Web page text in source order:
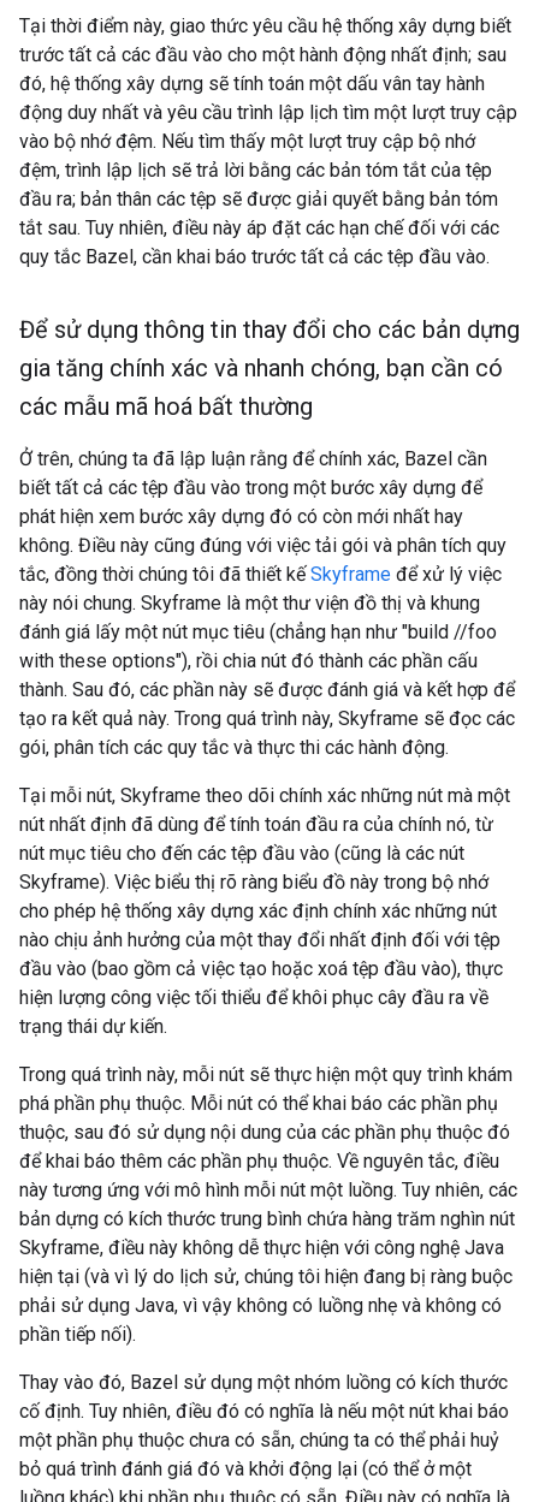
Tại thời điểm này, giao thức yêu cầu hệ thống xây dựng biết
trước tất cả các đầu vào cho một hành động nhất định; sau
đó, hệ thống xây dựng sẽ tính toán một dấu vân tay hành
động duy nhất và yêu cầu trình lập lịch tìm một lượt truy cập
vào bộ nhớ đệm. Nếu tìm thấy một lượt truy cập bộ nhớ
đệm, trình lập lịch sẽ trả lời bằng các bản tóm tắt của tệp
đầu ra; bản thân các tệp sẽ được giải quyết bằng bản tóm
tắt sau. Tuy nhiên, điều này áp đặt các hạn chế đối với các
quy tắc Bazel, cần khai báo trước tất cả các tệp đầu vào.
Để sử dụng thông tin thay đổi cho các bản dựng
gia tăng chính xác và nhanh chóng, bạn cần có
các mẫu mã hoá bất thường
Ở trên, chúng ta đã lập luận rằng để chính xác, Bazel cần
biết tất cả các tệp đầu vào trong một bước xây dựng để
phát hiện xem bước xây dựng đó có còn mới nhất hay
không. Điều này cũng đúng với việc tải gói và phân tích quy
tắc, đồng thời chúng tôi đã thiết kếSkyframe để xử lý việc
này nói chung. Skyframe là một thư viện đồ thị và khung
đánh giá lấy một nút mục tiêu (chẳng hạn như "build //foo
with these options"), rồi chia nút đó thành các phần cấu
thành. Sau đó, các phần này sẽ được đánh giá và kết hợp để
tạo ra kết quả này. Trong quá trình này, Skyframe sẽ đọc các
gói, phân tích các quy tắc và thực thi các hành động.
Tại mỗi nút, Skyframe theo dõi chính xác những nút mà một
nút nhất định đã dùng để tính toán đầu ra của chính nó, từ
nút mục tiêu cho đến các tệp đầu vào (cũng là các nút
Skyframe). Việc biểu thị rõ ràng biểu đồ này trong bộ nhớ
cho phép hệ thống xây dựng xác định chính xác những nút
nào chịu ảnh hưởng của một thay đổi nhất định đối với tệp
đầu vào (bao gồm cả việc tạo hoặc xoá tệp đầu vào), thực
hiện lượng công việc tối thiểu để khôi phục cây đầu ra về
trạng thái dự kiến.
Trong quá trình này, mỗi nút sẽ thực hiện một quy trình khám
phá phần phụ thuộc. Mỗi nút có thể khai báo các phần phụ
thuộc, sau đó sử dụng nội dung của các phần phụ thuộc đó
để khai báo thêm các phần phụ thuộc. Về nguyên tắc, điều
này tương ứng với mô hình mỗi nút một luồng. Tuy nhiên, các
bản dựng có kích thước trung bình chứa hàng trăm nghìn nút
Skyframe, điều này không dễ thực hiện với công nghệ Java
hiện tại (và vì lý do lịch sử, chúng tôi hiện đang bị ràng buộc
phải sử dụng Java, vì vậy không có luồng nhẹ và không có
phần tiếp nối).
Thay vào đó, Bazel sử dụng một nhóm luồng có kích thước
cố định. Tuy nhiên, điều đó có nghĩa là nếu một nút khai báo
một phần phụ thuộc chưa có sẵn, chúng ta có thể phải huỷ
bỏ quá trình đánh giá đó và khởi động lại (có thể ở một